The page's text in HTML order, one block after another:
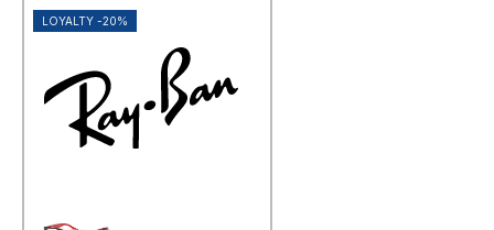
LOYALTY -20%